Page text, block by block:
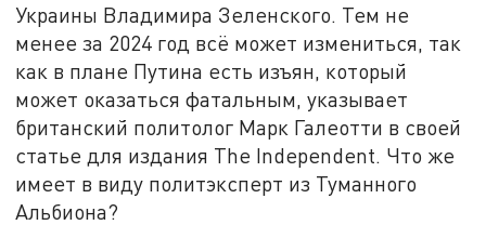
Украины Владимира Зеленского. Тем не
менее за 2024 год всё может измениться, так
как в плане Путина есть изъян, который
может оказаться фатальным, указывает
британский политолог Марк Галеотти в своей
статье для издания The Independent. Что же
имеет в виду политэксперт из Туманного
Альбиона?